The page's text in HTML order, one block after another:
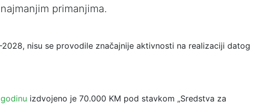
primanjima.
nisu se provodile značajnije aktivnosti na realizaciji datog
izdvojeno je 70.000 KM pod stavkom „Sredstva za